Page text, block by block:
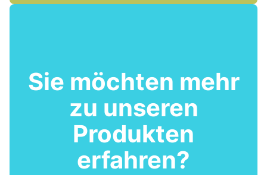
Sie möchten mehr
zu unseren
Produkten
erfahren?